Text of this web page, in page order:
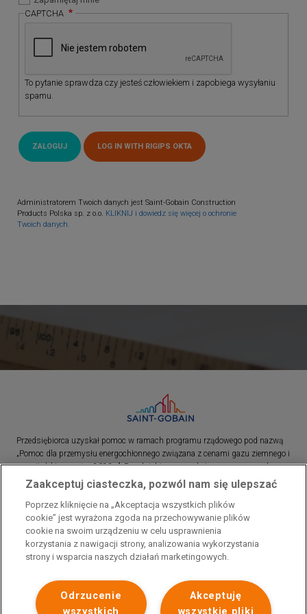
CAPTCHA
To pytanie sprawdza czy jesteś człowiekiem i zapobiega wysyłaniu
spamu.
Administratorem Twoich danych jest Saint-Gobain Construction
Products Polska sp. z o.o. KLIKNIJ i dowiedz się więcej o ochronie
Twoich danych.
Przedsiębiorca uzyskał pomoc w ramach programu rządowego pod nazwą
„Pomoc dla przemysłu energochłonnego związana z cenami gazu ziemnego i
energii elektrycznej w 2023 r.”. Przedsiębiorca uzyskał pomoc w ramach
programu rządowego pod nazwą: „Pomoc dla sektorów energochłonnych
związana z nagłymi wzrostami cen gazu ziemnego i energii elektrycznej w
2022 r.”
Zaakceptuj ciasteczka, pozwól nam się ulepszać
Poprzez kliknięcie na „Akceptacja wszystkich plików
cookie” jest wyrażona zgoda na przechowywanie plików
cookie na swoim urządzeniu w celu usprawnienia
korzystania z nawigacji strony, analizowania wykorzystania
strony i wsparcia naszych działań marketingowych.
Akceptuję
wszystkie pliki
Odrzucenie
wszystkich